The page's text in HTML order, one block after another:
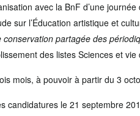
avec la BnF d’une
sur l’Éducation artistique et
conservation partagée des
des listes Sciences et vie
mois, à pouvoir à partir du 3
candidatures le 21 septembre